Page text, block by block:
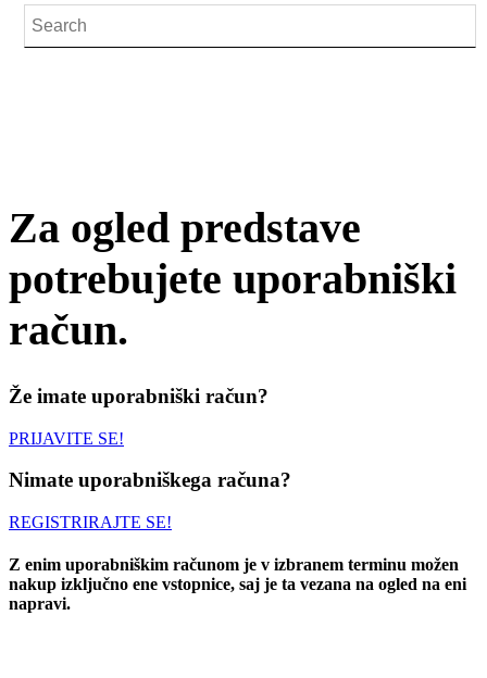
Za ogled predstave
potrebujete uporabniški
račun.
Že imate uporabniški račun?
PRIJAVITE SE!
Nimate uporabniškega računa?
REGISTRIRAJTE SE!
Z enim uporabniškim računom je v izbranem terminu možen
nakup izključno ene vstopnice, saj je ta vezana na ogled na eni
napravi.